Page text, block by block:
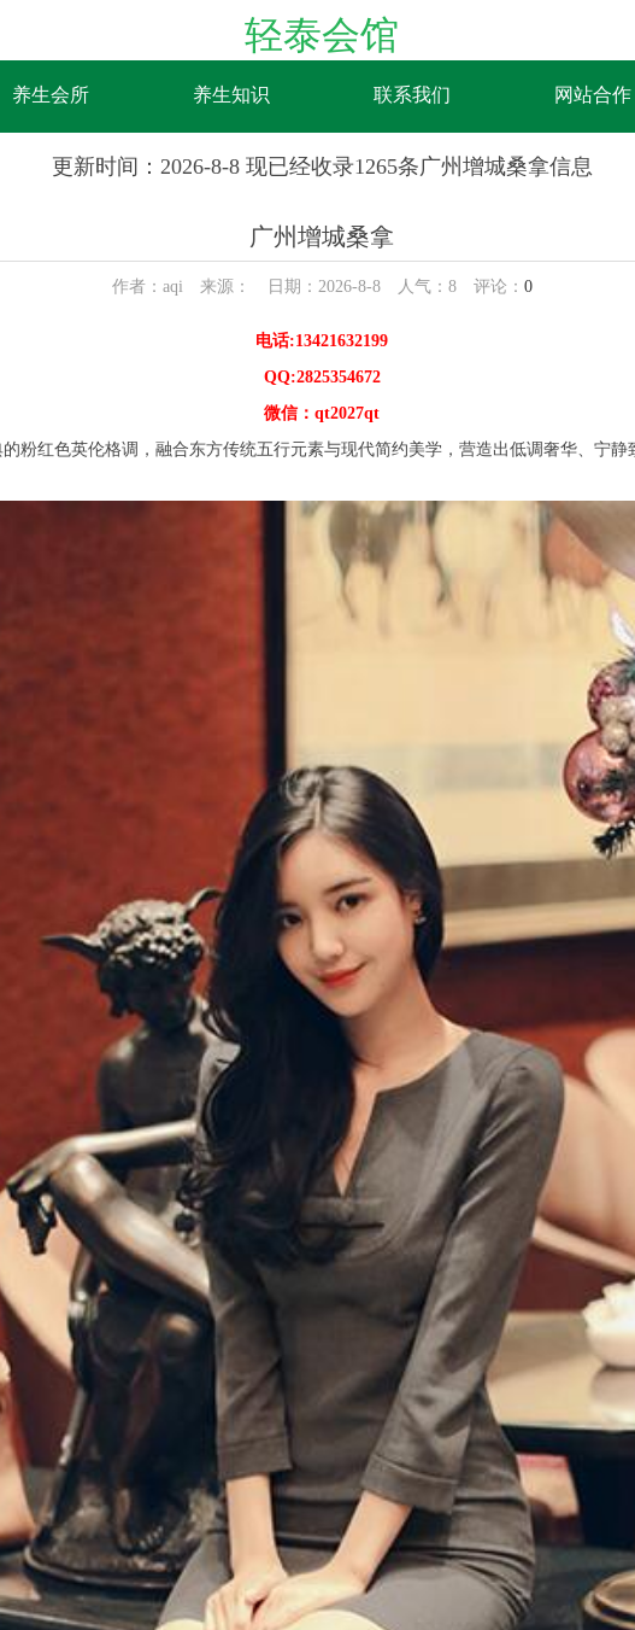
轻泰会馆
养生会所 养生知识 联系我们 网站合作
更新时间：2026-8-8 现已经收录1265条广州增城桑拿信息
广州增城桑拿
作者：aqi 来源： 日期：2026-8-8 人气： 8评论： 0
电话:13421632199
QQ:2825354672
微信：qt2027qt
红色英伦格调，融合东方传统五行元素与现代简约美学，营造出低调奢华、宁静